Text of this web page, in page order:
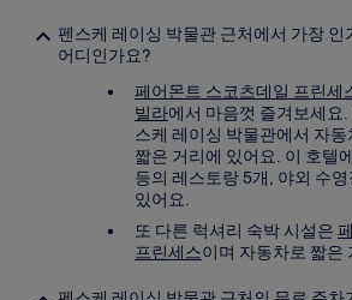
펜스케 레이싱 박물관 근처에서 가장 인
어디인가요?
페어몬트 스코츠데일 프린세
빌라에서 마음껏 즐겨보세요
스케 레이싱 박물관에서 자
짧은 거리에 있어요. 이 호텔
등의 레스토랑 5개, 야외 수
있어요.
또 다른 럭셔리 숙박 시설은
프린세스이며 자동차로 짧은